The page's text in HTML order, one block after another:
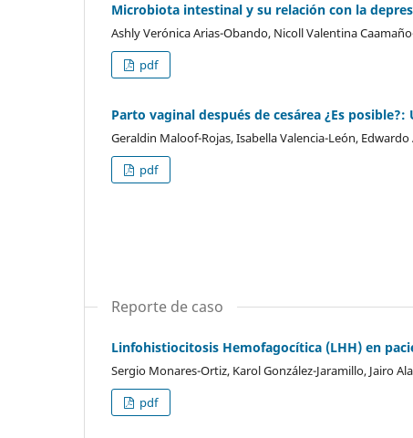
Microbiota intestinal y su relación con la
Ashly Verónica Arias-Obando, Nicoll Valentina
pdf
Parto vaginal después de cesárea ¿Es
Geraldin Maloof-Rojas, Isabella Valencia-León,
pdf
Reporte de caso
Linfohistiocitosis Hemofagocítica (LHH) en
Sergio Monares-Ortiz, Karol González-Jaramillo, Jairo
pdf